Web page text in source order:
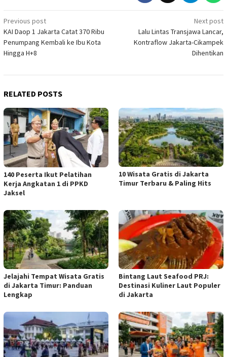
Post
navigation
Previous post
KAI Daop 1 Jakarta Catat 370 Ribu
Penumpang Kembali ke Ibu Kota
Hingga H+8
Next post
Lalu Lintas Transjawa Lancar,
Kontraflow Jakarta-Cikampek
Dihentikan
RELATED POSTS
140 Peserta Ikut Pelatihan
Kerja Angkatan 1 di PPKD
Jaksel
10 Wisata Gratis di Jakarta
Timur Terbaru & Paling Hits
Jelajahi Tempat Wisata Gratis
di Jakarta Timur: Panduan
Lengkap
Bintang Laut Seafood PRJ:
Destinasi Kuliner Laut Populer
di Jakarta